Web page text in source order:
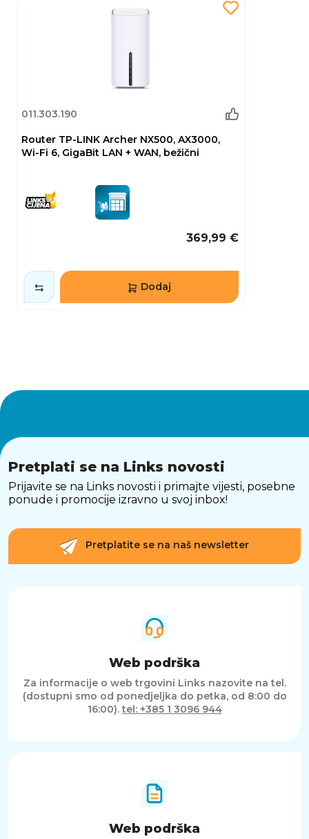
jednom elegantnom uređaju. Jednostavna
korisnike koji žele brz, stabilan i siguran
internet bez ograničenja.
011.303.190
Router TP-LINK Archer NX500, AX3000,
Wi-Fi 6, GigaBit LAN + WAN, bežični
369,99 €
Dodaj
Pretplati se na Links novosti
Prijavite se na Links novosti i primajte vijesti, posebne
ponude i promocije izravno u svoj inbox!
Pretplatite se na naš newsletter
Web podrška
Za informacije o web trgovini Links nazovite na tel.
(dostupni smo od ponedjeljka do petka, od 8:00 do
16:00).tel: +385 1 3096 944
Web podrška